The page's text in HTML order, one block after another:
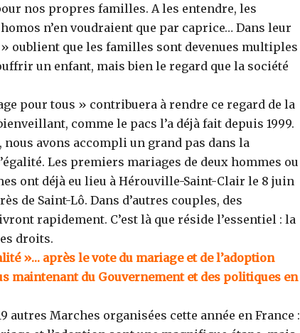
nos propres familles. A les entendre, les
n’en voudraient que par caprice… Dans leur
oublient que les familles sont devenues multiples
un enfant, mais bien le regard que la société
pour tous » contribuera à rendre ce regard de la
comme le pacs l’a déjà fait depuis 1999.
nous avons accompli un grand pas dans la
Les premiers mariages de deux hommes ou
ont déjà eu lieu à Hérouville-Saint-Clair le 8 juin
de Saint-Lô. Dans d’autres couples, des
rapidement. C’est là que réside l’essentiel : la
droits.
»… après le vote du mariage et de l’adoption
maintenant du Gouvernement et des politiques en
autres Marches organisées cette année en France :